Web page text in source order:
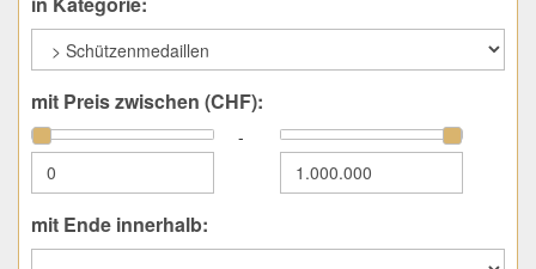
mit Preis zwischen (CHF):
-
mit Ende innerhalb: